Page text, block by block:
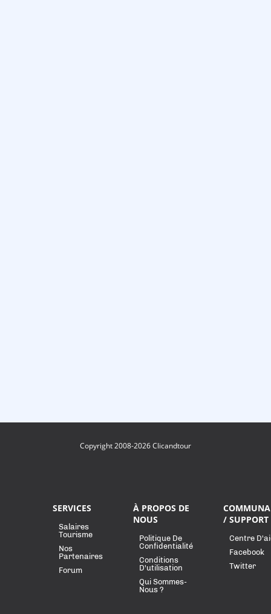
Copyright 2008-2026 Clicandtour
SERVICES
Salaires
Tourisme
Nos
Partenaires
Forum
À PROPOS DE
NOUS
Politique De
Confidentialité
Conditions
D'utilisation
Qui Sommes-
Nous ?
/ SUPPORT
Centre
Facebook
Twitter